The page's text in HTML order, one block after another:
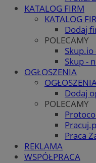
KATALOG FIRM
KATALOG
Dodaj
POLECAMY
Skup -
OGŁOSZENIA
Dodaj
POLECAMY
Praca
REKLAMA
WSPÓŁPRACA